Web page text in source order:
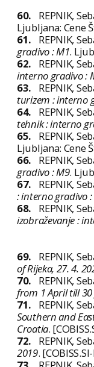
60. REPNIK,
Ljubljana: Cene
61.
REPNIK,
gradivo : M1.
62.
REPNIK,
interno gradivo :
63.
REPNIK,
turizem : interno
64.
REPNIK,
tehnik : interno
65.
REPNIK,
Ljubljana: Cene
66.
REPNIK,
gradivo : M9.
67.
REPNIK,
: interno gradivo :
68.
REPNIK,
izobraževanje :
69. REPNIK,
of Rijeka, 27. 4.
70.
REPNIK,
from 1 April till 30
71.
REPNIK,
Southern and
Croatia.
72.
REPNIK,
2019.